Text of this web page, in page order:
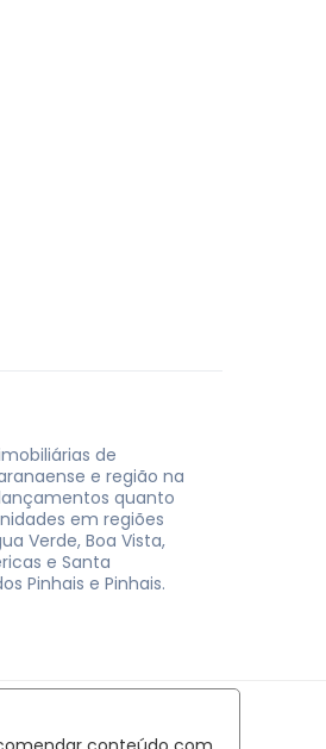
de
e região na
quanto
em regiões
Verde, Boa Vista,
e Santa
Pinhais e Pinhais.